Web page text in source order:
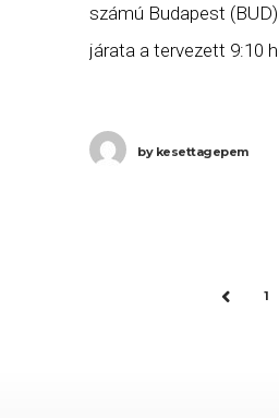
számú Budapest
járata a tervezett 9:10
5191 számú
bykesettagepem
PREV1